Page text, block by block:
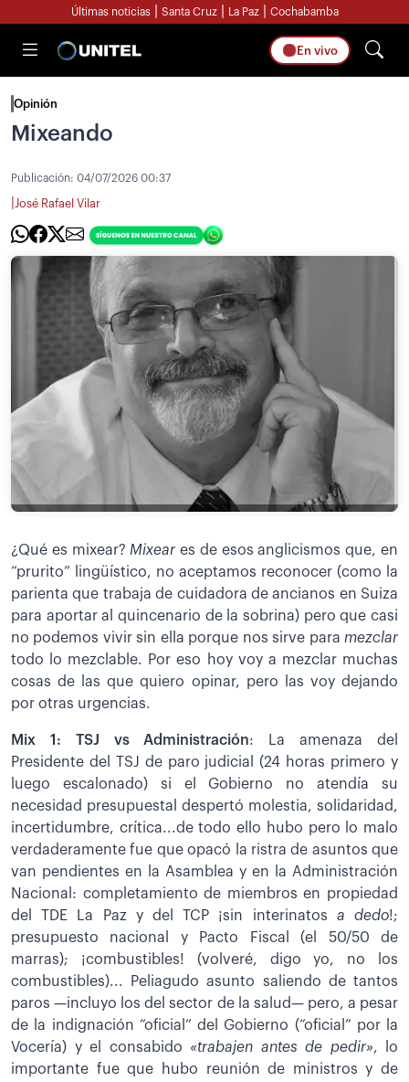
Últimas noticias Santa Cruz La Paz Cochabamba
En vivo
Opinión
Mixeando
Publicación: 04/07/2026 00:37
José Rafael Vilar
¿Qué es mixear? Mixear es de esos anglicismos que, en
“prurito” lingüístico, no aceptamos reconocer (como la
parienta que trabaja de cuidadora de ancianos en Suiza
para aportar al quincenario de la sobrina) pero que casi
no podemos vivir sin ella porque nos sirve para mezclar
todo lo mezclable. Por eso hoy voy a mezclar muchas
cosas de las que quiero opinar, pero las voy dejando
por otras urgencias.
Mix 1: TSJ vs Administración: La amenaza del
Presidente del TSJ de paro judicial (24 horas primero y
luego escalonado) si el Gobierno no atendía su
necesidad presupuestal despertó molestia, solidaridad,
incertidumbre, crítica...de todo ello hubo pero lo malo
verdaderamente fue que opacó la ristra de asuntos que
van pendientes en la Asamblea y en la Administración
Nacional: completamiento de miembros en propiedad
del TDE La Paz y del TCP ¡sin interinatos a dedo!;
presupuesto nacional y Pacto Fiscal (el 50/50 de
marras); ¡combustibles! (volveré, digo yo, no los
combustibles)... Peliagudo asunto saliendo de tantos
paros —incluyo los del sector de la salud— pero, a pesar
de la indignación “oficial” del Gobierno (“oficial” por la
Vocería) y el consabido «trabajen antes de pedir», lo
importante fue que hubo reunión de ministros y de